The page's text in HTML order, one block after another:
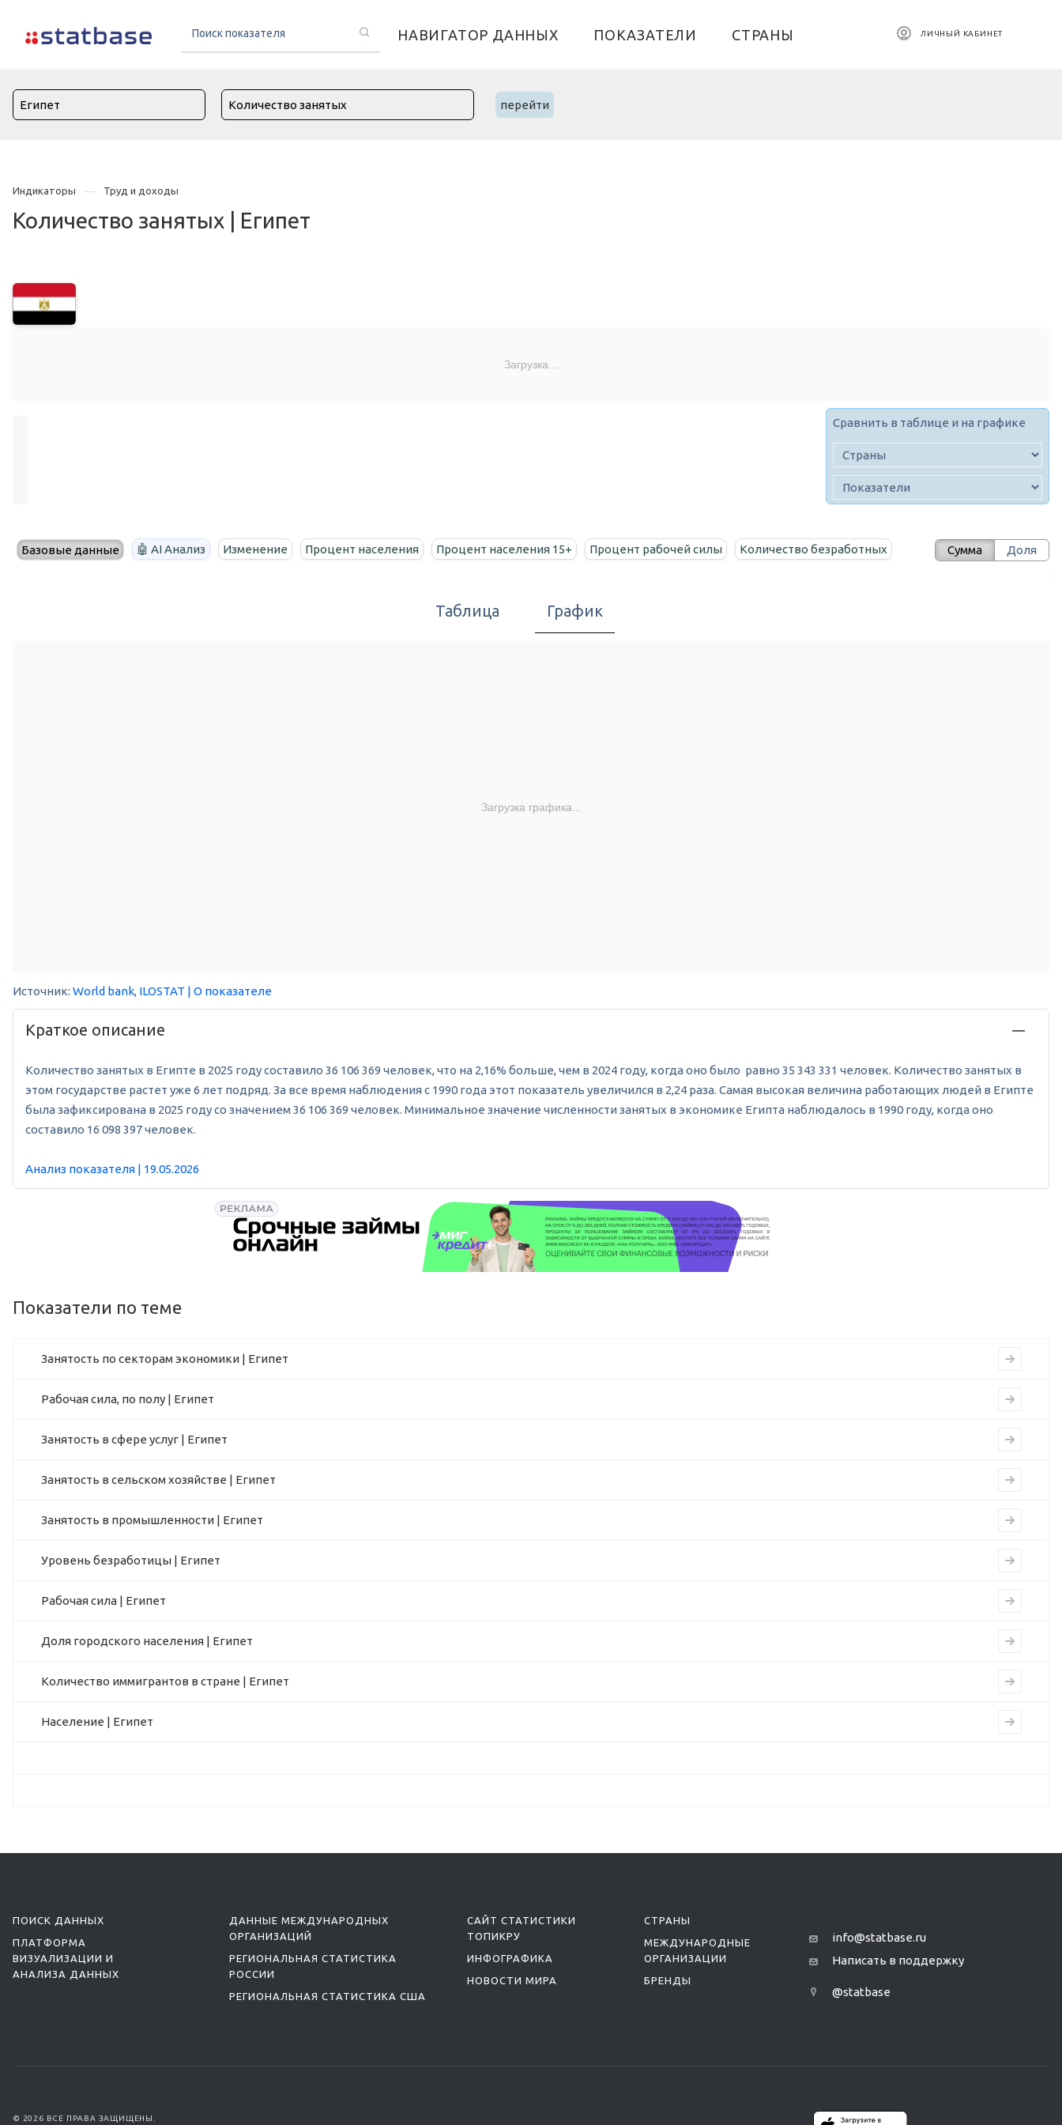
НАВИГАТОР ДАННЫХ ПОКАЗАТЕЛИ СТРАНЫ ЛИЧНЫЙ КАБИНЕТ
перейти
Индикаторы Труд и доходы
Количество занятых | Египет
Загрузка...
Сравнить в таблице и на графике
Базовые данные 🤖 AI Анализ Изменение Процент населения Процент населения 15+ Процент рабочей силы Количество безработных Сумма Доля
Таблица График
Загрузка графика...
Источник: World bank, ILOSTAT | О показателе
Краткое описание
Количество занятых в Египте в 2025 году составило 36 106 369 человек, что на 2,16% больше, чем в 2024 году, когда оно было равно 35 343 331 человек. Количество занятых в
этом государстве растет уже 6 лет подряд. За все время наблюдения с 1990 года этот показатель увеличился в 2,24 раза. Самая высокая величина работающих людей в Египте
была зафиксирована в 2025 году со значением 36 106 369 человек. Минимальное значение численности занятых в экономике Египта наблюдалось в 1990 году, когда оно
составило 16 098 397 человек.
Анализ показателя | 19.05.2026
Показатели по теме
Занятость по секторам экономики | Египет
Рабочая сила, по полу | Египет
Занятость в сфере услуг | Египет
Занятость в сельском хозяйстве | Египет
Занятость в промышленности | Египет
Уровень безработицы | Египет
Рабочая сила | Египет
Доля городского населения | Египет
Количество иммигрантов в стране | Египет
Население | Египет
ПОИСК ДАННЫХ
ПЛАТФОРМА
ВИЗУАЛИЗАЦИИ И
АНАЛИЗА ДАННЫХ
ДАННЫЕ МЕЖДУНАРОДНЫХ
ОРГАНИЗАЦИЙ
РЕГИОНАЛЬНАЯ СТАТИСТИКА
РОССИИ
РЕГИОНАЛЬНАЯ СТАТИСТИКА США
САЙТ СТАТИСТИКИ
ТОПИКРУ
ИНФОГРАФИКА
НОВОСТИ МИРА
СТРАНЫ
МЕЖДУНАРОДНЫЕ
ОРГАНИЗАЦИИ
БРЕНДЫ
info@statbase.ru
Написать в поддержку
@statbase
© 2026 ВСЕ ПРАВА ЗАЩИЩЕНЫ.